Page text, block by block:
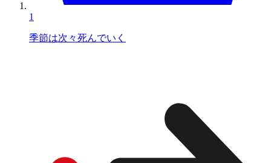
1
季節は次々死んでいく